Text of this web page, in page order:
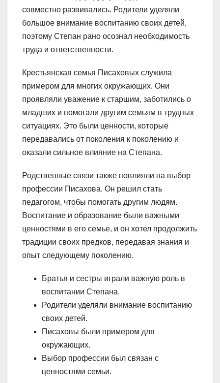
совместно развивались. Родители уделяли
большое внимание воспитанию своих детей,
поэтому Степан рано осознал необходимость
труда и ответственности.
Крестьянская семья Писаховых служила
примером для многих окружающих. Они
проявляли уважение к старшим, заботились о
младших и помогали другим семьям в трудных
ситуациях. Это были ценности, которые
передавались от поколения к поколению и
оказали сильное влияние на Степана.
Родственные связи также повлияли на выбор
профессии Писахова. Он решил стать
педагогом, чтобы помогать другим людям.
Воспитание и образование были важными
ценностями в его семье, и он хотел продолжить
традиции своих предков, передавая знания и
опыт следующему поколению.
Братья и сестры играли важную роль в
воспитании Степана.
Родители уделяли внимание воспитанию
своих детей.
Писаховы были примером для
окружающих.
Выбор профессии был связан с
ценностями семьи.